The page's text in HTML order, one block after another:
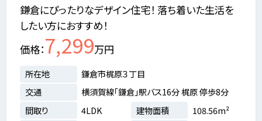
鎌倉にぴったりなデザイン住宅！ 落ち着いた生活を
したい方におすすめ！
価格 7,299万円
所在地
鎌倉市梶原３丁目
交通
横須賀線「鎌倉」駅バス16分 梶原 停歩8分
間取り
4LDK 建物面積
108.56m²